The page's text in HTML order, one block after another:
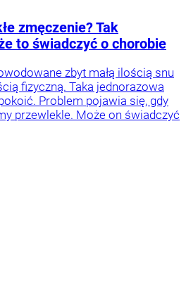
zmęczenie? Tak
to świadczyć o chorobie
zbyt małą ilością snu
fizyczną. Taka jednorazowa
Problem pojawia się, gdy
przewlekle. Może on świadczyć